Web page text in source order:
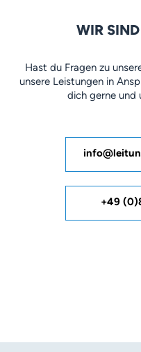
WIR
Hast du Fragen zu
unsere Leistungen in
dich gerne und
+49